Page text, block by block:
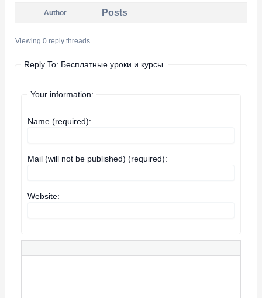
Author Posts
Viewing 0 reply threads
Reply To: Бесплатные уроки и курсы.
Your information:
Name (required):
Mail (will not be published) (required):
Website: